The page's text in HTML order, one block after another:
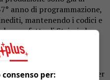
anno di programmazione,
mantenendo i codici e
hanno fatto di Striscia la
e amati della
comunicato.
dal debutto del 7
la fascia pre-serale
per
per: